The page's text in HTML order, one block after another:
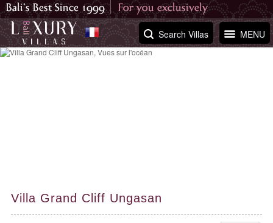
MENU
Search Villas
Villa Grand Cliff Ungasan